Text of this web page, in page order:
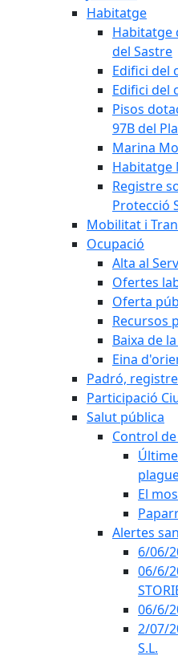
Habitatge
Habitatge
del Sastre
Edifici del
Edifici del
Pisos
97B del
Marina
Habitatge
Registre
Protecció
Mobilitat i
Ocupació
Alta al
Ofertes
Oferta
Recursos
Baixa de
Eina
Padró,
Participació
Salut pública
Control
El
Alertes
6/06/
06/6/
06/6/
2/07/
S.L.